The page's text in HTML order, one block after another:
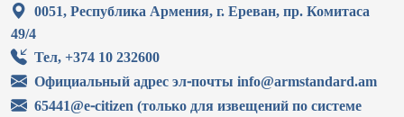
0051, Республика Армения, г. Ереван, пр. Комитаса
49/4
Тел, +374 10 232600
Официальный адрес эл-почты info@armstandard.am
65441@e-citizen (только для извещений по системе